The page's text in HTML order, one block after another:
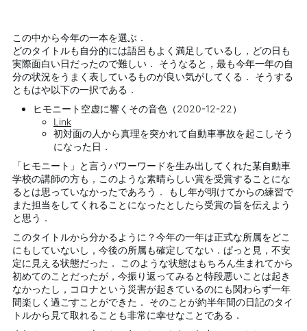
この中から今年の一本を選ぶ．
どのタイトルも自分的には語呂もよく満足しているし，どの日も
実際面白い日だったので難しい． そうなると，最も今年一年の自
分の状況をうまく表しているものが良い気がしてくる． そうする
ともはや以下の一択である．
ヒモニート空虚に響くその音色（2020-12-22）
Link
初対面の人から真理を突かれて自動車事故を起こしそう
になった日．
「ヒモニート」と言うパワーワードを生み出してくれた某自動車
学校の講師の方も，このような素晴らしい賞を受賞することにな
るとは思っていなかったであろう． もし年が明けてからの練習で
また担当をしてくれることになったとしたら受賞の旨を伝えよう
と思う．
このタイトルから分かるように？今年の一年は正式な所属をどこ
にもしていないし，今後の所属も確定してない．ぱっと見，不安
定に見える状態だった． このような状態はもちろん生まれてから
初めてのことだったが，今振り返ってみると特段悪いことは起き
なかったし，コロナという災害が起きているのにも関わらず一年
間楽しく過ごすことができた． そのことが約半年間の日記のタイ
トルから見て取れることも非常に幸せなことである．